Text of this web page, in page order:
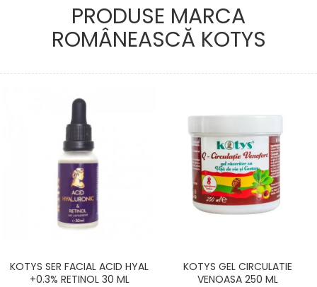
PRODUSE MARCA
ROMÂNEASCĂ KOTYS
KOTYS SER FACIAL ACID HYAL
+0.3% RETINOL 30 ML
KOTYS GEL CIRCULATIE
VENOASA 250 ML